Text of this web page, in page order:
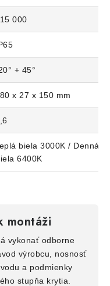
000
+ 45°
x 27 x 150 mm
biela 3000K / Denná
6400K
montáži
vykonať odborne
výrobcu, nosnosť
a podmienky
stupňa krytia.